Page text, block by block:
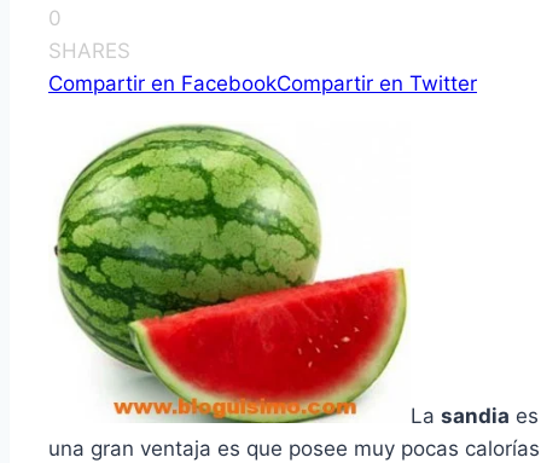
0
SHARES
Compartir en FacebookCompartir en Twitter
La sandia
una gran ventaja es que posee muy pocas